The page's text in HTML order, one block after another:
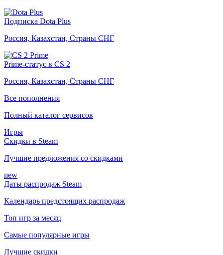
Подписка Dota Plus
Россия, Казахстан, Страны СНГ
Prime-статус в CS 2
Россия, Казахстан, Страны СНГ
Все пополнения
Полный каталог сервисов
Игры
Скидки в Steam
Лучшие предложения со скидками
new
Даты распродаж Steam
Календарь предстоящих распродаж
Топ игр за месяц
Самые популярные игры
Лучшие скидки